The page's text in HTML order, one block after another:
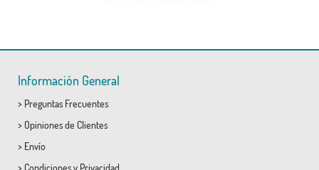
Información General
> Preguntas Frecuentes
> Opiniones de Clientes
> Envío
> Condicionesy Privacidad